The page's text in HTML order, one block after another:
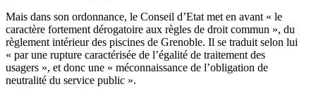
Mais dans son ordonnance, le Conseil d’Etat met en avant « le
caractère fortement dérogatoire aux règles de droit commun », du
règlement intérieur des piscines de Grenoble. Il se traduit selon lui
« par une rupture caractérisée de l’égalité de traitement des
usagers », et donc une « méconnaissance de l’obligation de
neutralité du service public ».